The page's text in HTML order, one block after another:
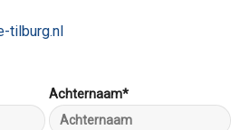
tilburg.nl
Achternaam*